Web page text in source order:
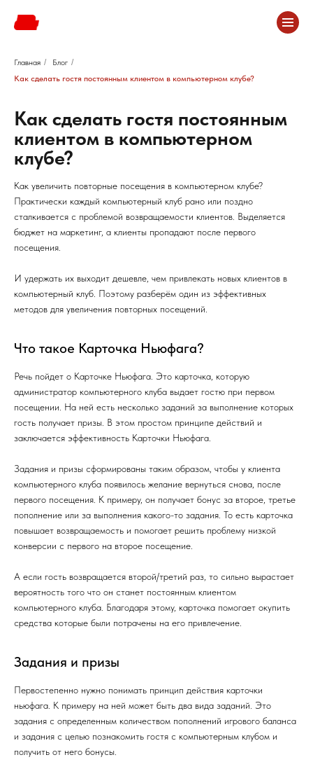
Главная / Блог /
Как сделать гостя постоянным клиентом в компьютерном клубе?
Как сделать гостя постоянным
клиентом в компьютерном
клубе?
Как увеличить повторные посещения в компьютерном клубе?
Практически каждый компьютерный клуб рано или поздно
сталкивается с проблемой возвращаемости клиентов. Выделяется
бюджет на маркетинг, а клиенты пропадают после первого
посещения.
И удержать их выходит дешевле, чем привлекать новых клиентов в
компьютерный клуб. Поэтому разберём один из эффективных
методов для увеличения повторных посещений.
Что такое Карточка Ньюфага?
Речь пойдет о Карточке Ньюфага. Это карточка, которую
администратор компьютерного клуба выдает гостю при первом
посещении. На ней есть несколько заданий за выполнение которых
гость получает призы. В этом простом принципе действий и
заключается эффективность Карточки Ньюфага.
Задания и призы сформированы таким образом, чтобы у клиента
компьютерного клуба появилось желание вернуться снова, после
первого посещения. К примеру, он получает бонус за второе, третье
пополнение или за выполнения какого-то задания. То есть карточка
повышает возвращаемость и помогает решить проблему низкой
конверсии с первого на второе посещение.
А если гость возвращается второй/третий раз, то сильно вырастает
вероятность того что он станет постоянным клиентом
компьютерного клуба. Благодаря этому, карточка помогает окупить
средства которые были потрачены на его привлечение.
Задания и призы
Первостепенно нужно понимать принцип действия карточки
ньюфага. К примеру на ней может быть два вида заданий. Это
задания с определенным количеством пополнений игрового баланса
и задания с целью познакомить гостя с компьютерным клубом и
получить от него бонусы.